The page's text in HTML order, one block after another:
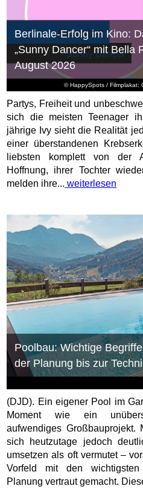
© HappySpots / Filmplakat:
Berlinale-Erfolg im Kino:
„Sunny Dancer“ mit Bella
August 2026
Partys, Freiheit und
sich die meisten Teenager
jährige Ivy sieht die Realität
einer überstandenen
liebsten komplett von der
Hoffnung, ihrer Tochter
melden ihre... weiterlesen
Poolbau: Wichtige
der Planung bis zur
(DJD). Ein eigener Pool im
Moment wie ein
aufwendiges Großbauprojekt.
sich heutzutage jedoch
umsetzen als oft vermutet –
Vorfeld mit den
Planung vertraut gemacht.